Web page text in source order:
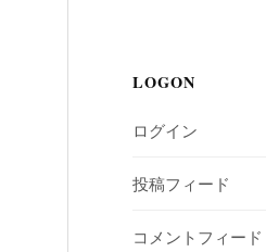
LOGON
ログイン
投稿フィード
コメントフィード